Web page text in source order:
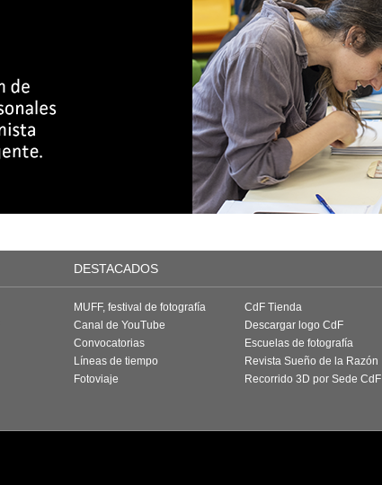
DESTACADOS
MUFF, festival de fotografía
Canal de YouTube
Convocatorias
Líneas de tiempo
Fotoviaje
CdF Tienda
Descargar logo CdF
Escuelas de fotografía
Revista Sueño de la Razón
Recorrido 3D por Sede CdF